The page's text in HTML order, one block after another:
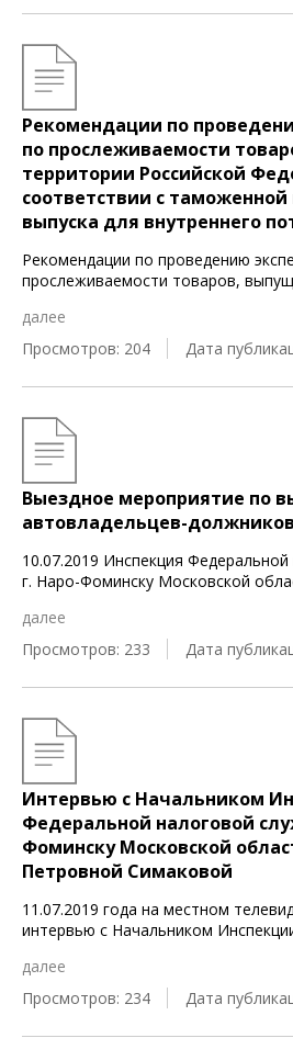
Рекомендации по
по прослеживаемости
территории Российской
соответствии с
выпуска для внутреннего
Рекомендации по проведению
прослеживаемости товаров,
далее
Просмотров: 204
Дата
Выездное мероприятие по
автовладельцев-должников
10.07.2019 Инспекция
г. Наро-Фоминску Московской
далее
Просмотров: 233
Дата
Интервью с Начальником
Федеральной налоговой
Фоминску Московской
Петровной Симаковой
11.07.2019 года на местном
интервью с Начальником
далее
Просмотров: 234
Дата